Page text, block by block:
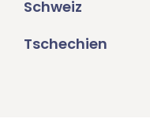
Schweiz
Tschechien